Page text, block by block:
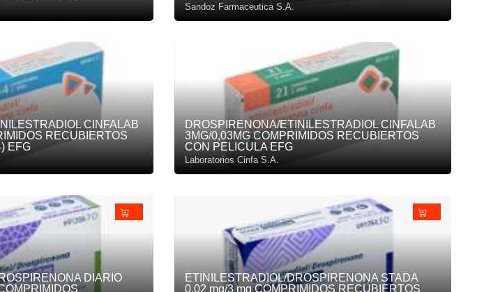
Sandoz Farmaceutica S.A.
CINFALAB
RECUBIERTOS
EFG
DROSPIRENONA/ETINILESTRADIOL CINFALAB
3MG/0,03MG COMPRIMIDOS RECUBIERTOS
CON PELICULA EFG
Laboratorios Cinfa S.A.
DIARIO
ETINILESTRADIOL/DROSPIRENONA STADA
0,02 mg/3 mg COMPRIMIDOS RECUBIERTOS